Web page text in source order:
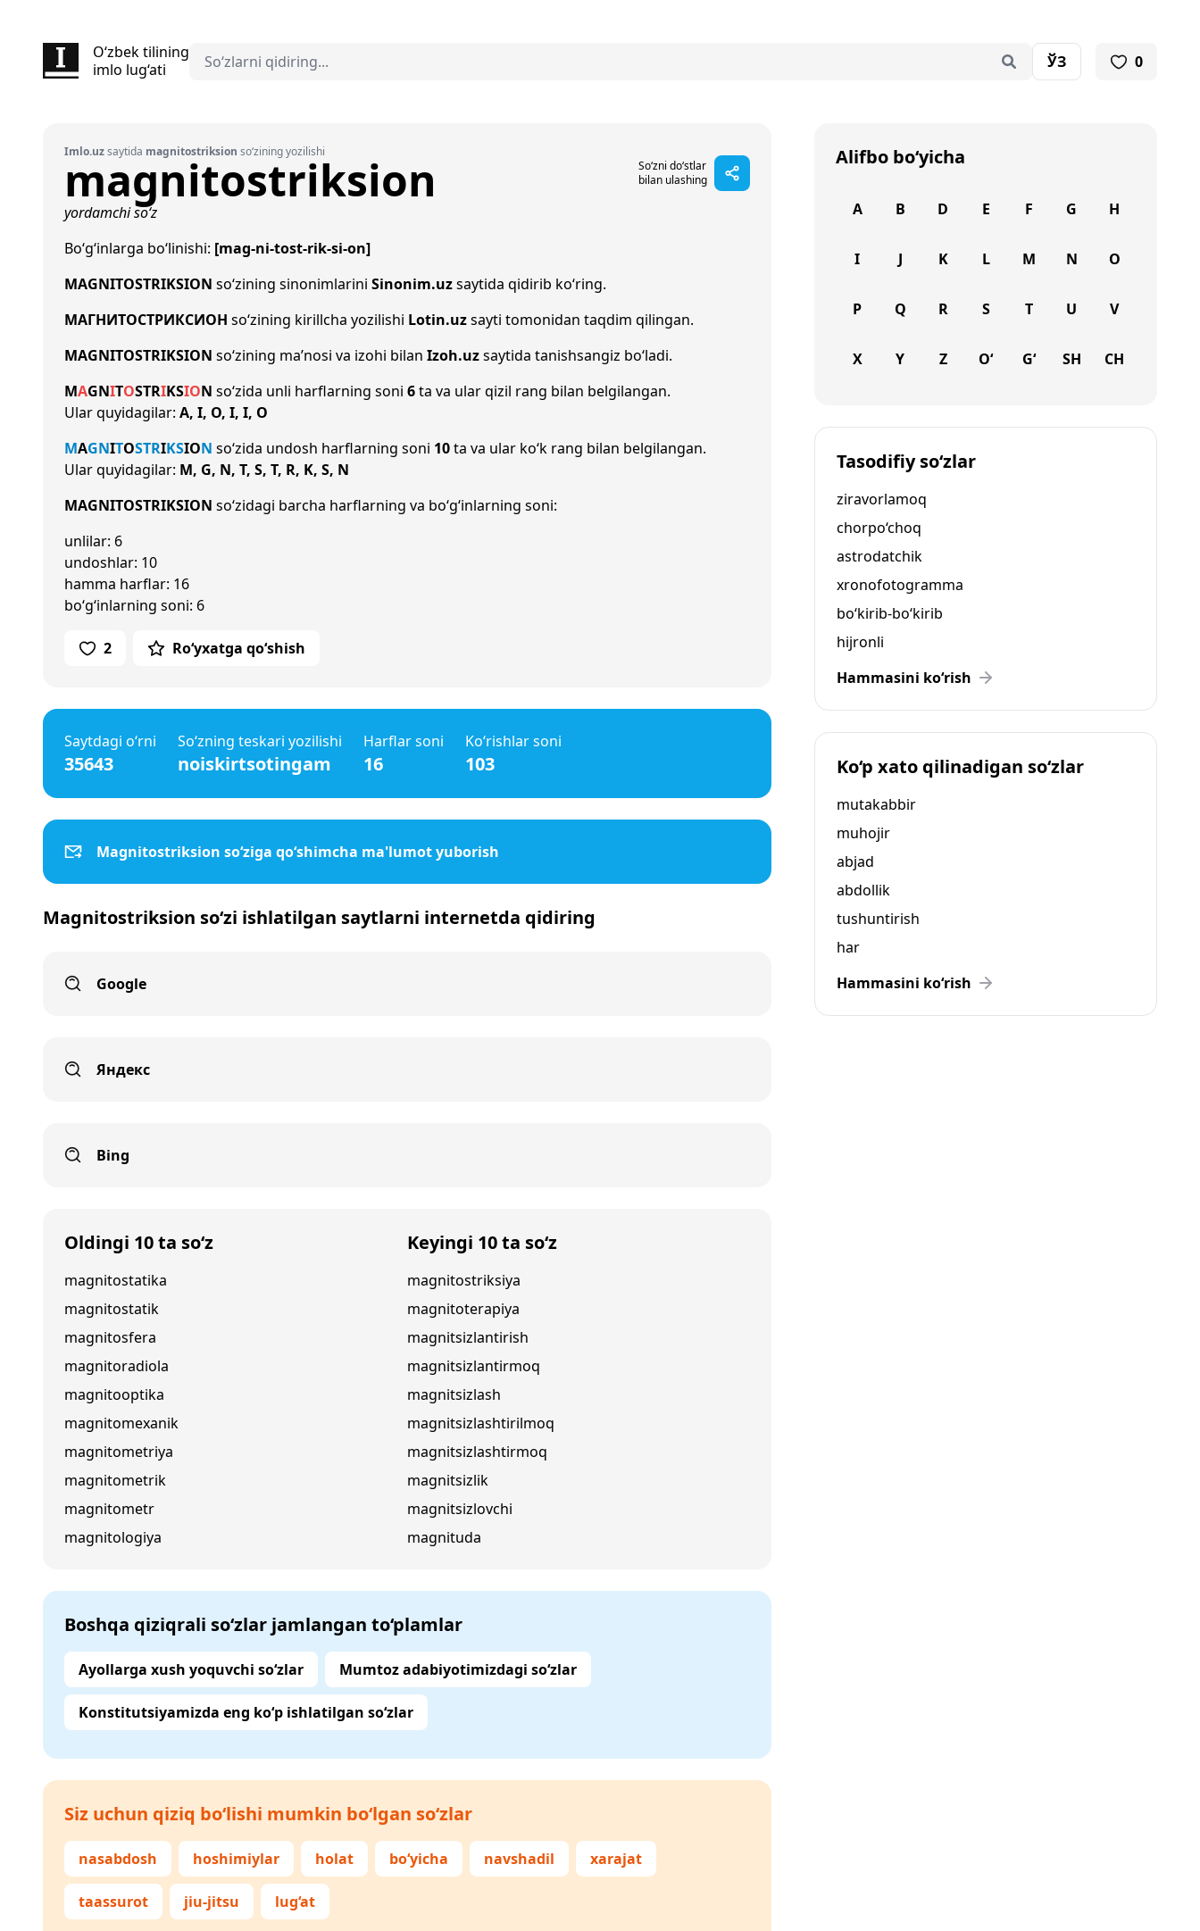
O‘zbek tilining
imlo lug‘ati
ЎЗ 0
Imlo.uzsaytida magnitostriksion so‘zining yozilishi
magnitostriksion
So‘zni do‘stlar
bilan ulashing
yordamchi so‘z
Bo‘g‘inlarga bo‘linishi: [mag-ni-tost-rik-si-on]
MAGNITOSTRIKSION so‘zining sinonimlarini Sinonim.uzsaytida qidirib ko‘ring.
МАГНИТОСТРИКСИОН so‘zining kirillcha yozilishi Lotin.uzsayti tomonidan taqdim qilingan.
MAGNITOSTRIKSION so‘zining ma’nosi va izohi bilan Izoh.uzsaytida tanishsangiz bo‘ladi.
MAGNITOSTRIKSION so‘zida unli harflarning soni 6ta va ular qizil rang bilan belgilangan.
Ular quyidagilar: A, I, O, I, I, O
MAGNITOSTRIKSION so‘zida undosh harflarning soni 10ta va ular ko‘k rang bilan belgilangan.
Ular quyidagilar: M, G, N, T, S, T, R, K, S, N
MAGNITOSTRIKSION so‘zidagi barcha harflarning va bo‘g‘inlarning soni:
unlilar: 6
undoshlar: 10
hamma harflar: 16
bo‘g‘inlarning soni: 6
2 Ro‘yxatga qo‘shish
Saytdagi o‘rni
35643
So‘zning teskari yozilishi
noiskirtsotingam
Harflar soni
16
Ko‘rishlar soni
103
Magnitostriksion so‘ziga qo‘shimcha ma'lumot yuborish
Magnitostriksion so‘zi ishlatilgan saytlarni internetda qidiring
Google
Яндекс
Bing
Oldingi 10 ta so‘z
magnitostatika
magnitostatik
magnitosfera
magnitoradiola
magnitooptika
magnitomexanik
magnitometriya
magnitometrik
magnitometr
magnitologiya
Keyingi 10 ta so‘z
magnitostriksiya
magnitoterapiya
magnitsizlantirish
magnitsizlantirmoq
magnitsizlash
magnitsizlashtirilmoq
magnitsizlashtirmoq
magnitsizlik
magnitsizlovchi
magnituda
Boshqa qiziqrali so‘zlar jamlangan to‘plamlar
Ayollarga xush yoquvchi so‘zlar Mumtoz adabiyotimizdagi so‘zlar
Konstitutsiyamizda eng ko‘p ishlatilgan so‘zlar
Siz uchun qiziq bo‘lishi mumkin bo‘lgan so‘zlar
nasabdosh hoshimiylar holat bo‘yicha navshadil xarajat
taassurot jiu-jitsu lug‘at
Alifbo bo‘yicha
A B D E F G H
I J K L M N O
P Q R S T U V
X Y Z O‘ G‘ SH CH
Tasodifiy so‘zlar
ziravorlamoq
chorpo‘choq
astrodatchik
xronofotogramma
bo‘kirib-bo‘kirib
hijronli
Hammasini ko‘rish
Ko‘p xato qilinadigan so‘zlar
mutakabbir
muhojir
abjad
abdollik
tushuntirish
har
Hammasini ko‘rish